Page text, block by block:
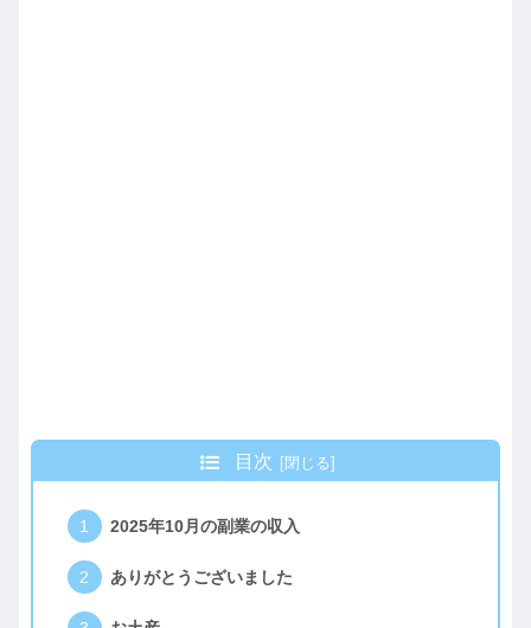
目次
2025年10月の副業の収入
ありがとうございました